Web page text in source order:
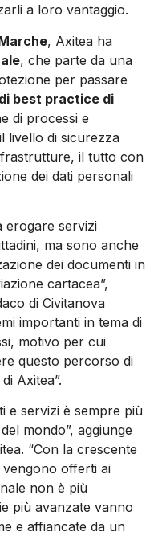
a loro vantaggio.
, Axitea ha
, che parte da una
per passare
best practice di
di processi e
livello di sicurezza
il tutto con
dei dati personali
erogare servizi
ma sono anche
dei documenti in
cartacea”,
di Civitanova
importanti in tema di
motivo per cui
questo percorso di
Axitea”.
e servizi è sempre più
mondo”, aggiunge
“Con la crescente
vengono offerti ai
non è più
più avanzate vanno
e affiancate da un